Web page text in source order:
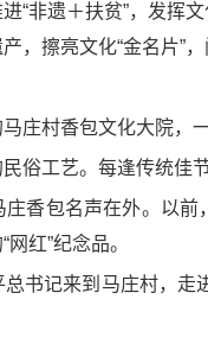
“非遗＋扶贫”，发挥
，擦亮文化“金名片”
庄村香包文化大院，
俗工艺。每逢传统佳
香包名声在外。以
红”纪念品。
书记来到马庄村，